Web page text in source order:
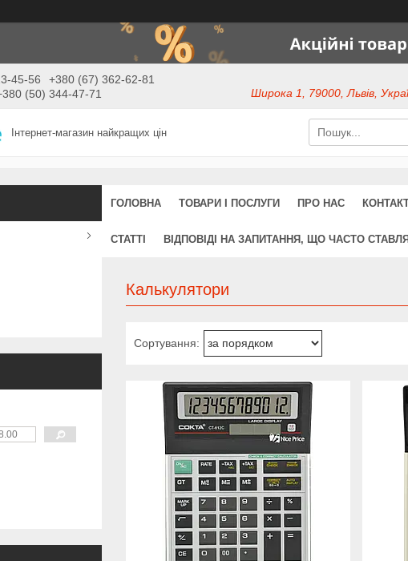
45-56
+380 (67) 362-62-81
(50) 344-47-71
Широка 1, 79000, Львів,
Інтернет-магазин найкращих цін
ГОЛОВНА ТОВАРИ І ПОСЛУГИ ПРО НАС
СТАТТІ ВІДПОВІДІ НА ЗАПИТАННЯ, ЩО ЧАСТО
Калькулятори